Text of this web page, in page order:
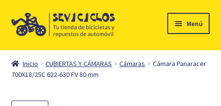
Ir
Ir
al
Menú
Inicio
Ciclismo
Automóvil
Inicio CUBIERTAS Y CÁMARAS Cámaras
Cámara Panaracer
700X18/25C 622-630 FV 80 mm